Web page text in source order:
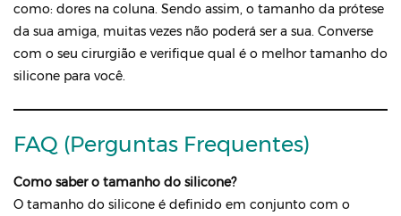
como: dores na coluna. Sendo assim, o tamanho da prótese
da sua amiga, muitas vezes não poderá ser a sua. Converse
com o seu cirurgião e verifique qual é o melhor tamanho do
silicone para você.
FAQ (Perguntas Frequentes)
Como saber o tamanho do silicone?
O tamanho do silicone é definido em conjunto com o